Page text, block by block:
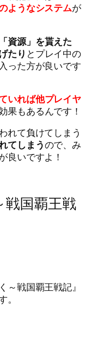
ようなシステムが
「資源」を貰えた
たり とプレイ中の
った方が良いです
いれば他プレイヤ
果もあるんです！
れて負けてしまう
てしまうので、み
良いですよ！
戦国覇王戦
～戦国覇王戦記』